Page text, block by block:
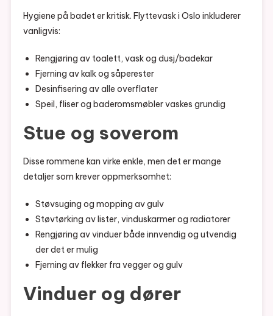
Hygiene på badet er kritisk. Flyttevask i Oslo inkluderer
vanligvis:
Rengjøring av toalett, vask og dusj/badekar
Fjerning av kalk og såperester
Desinfisering av alle overflater
Speil, fliser og baderomsmøbler vaskes grundig
Stue og soverom
Disse rommene kan virke enkle, men det er mange
detaljer som krever oppmerksomhet:
Støvsuging og mopping av gulv
Støvtørking av lister, vinduskarmer og radiatorer
Rengjøring av vinduer både innvendig og utvendig
der det er mulig
Fjerning av flekker fra vegger og gulv
Vinduer og dører